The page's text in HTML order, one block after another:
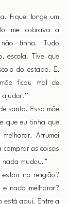
Fiquei longe um
me cobrava a
tinha. Tudo
escola. Tive que
do estado. E,
ficou mal de
ajudar.”
santo. Essa mãe
que eu tinha que
Arrumei
comprar as coisas
mudou.”
na religião?
nada melhorar?
está aqui. Entre a